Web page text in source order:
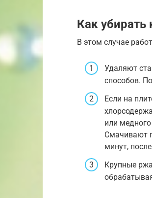
Как убирать
В этом случае
Удаляют
способов.
Если на
или
Смачивают
минут,
Крупные